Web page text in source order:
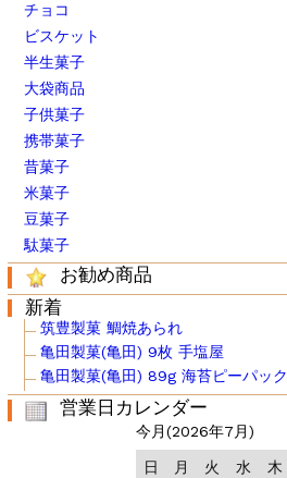
チョコ
ビスケット
半生菓子
大袋商品
子供菓子
携帯菓子
昔菓子
米菓子
豆菓子
駄菓子
お勧め商品
新着
筑豊製菓 鯛焼あられ
亀田製菓(亀田) 9枚 手塩屋
亀田製菓(亀田) 89g 海苔ピーパック
営業日カレンダー
今月(2026年7月)
日 月 火 水 木